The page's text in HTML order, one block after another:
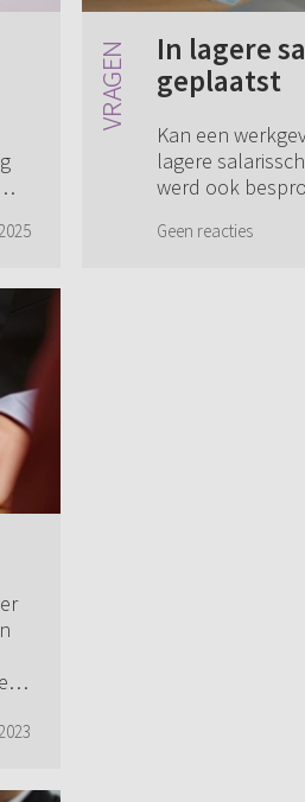
In lagere
geplaatst
Kan een
lagere salarisschaal
werd ook
Geen reacties